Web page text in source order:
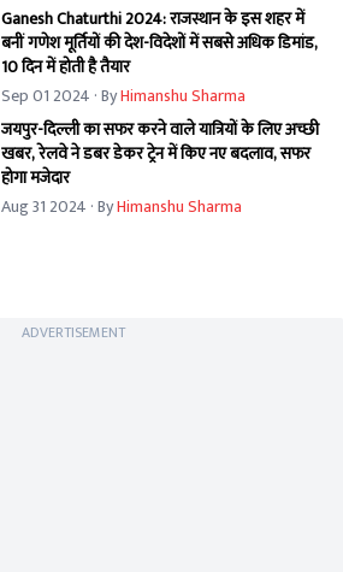
Ganesh Chaturthi 2024: राजस्थान के इस शहर में
बनीं गणेश मूर्तियों की देश-विदेशों में सबसे अधिक डिमांड,
10 दिन में होती है तैयार
Sep 01 2024 · ByHimanshu Sharma
जयपुर-दिल्ली का सफर करने वाले यात्रियों के लिए अच्छी
खबर, रेलवे ने डबर डेकर ट्रेन में किए नए बदलाव, सफर
होगा मजेदार
Aug 31 2024 · ByHimanshu Sharma
ADVERTISEMENT